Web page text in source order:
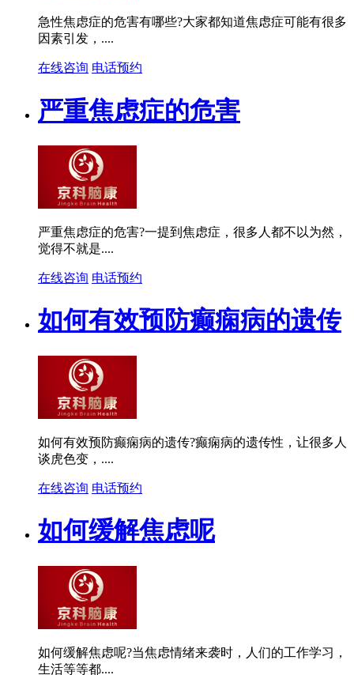
急性焦虑症的危害有哪些?大家都知道焦虑症可能有很多
因素引发，....
在线咨询 电话预约
严重焦虑症的危害
严重焦虑症的危害?一提到焦虑症，很多人都不以为然，
觉得不就是....
在线咨询 电话预约
如何有效预防癫痫病的遗传
如何有效预防癫痫病的遗传?癫痫病的遗传性，让很多人
谈虎色变，....
在线咨询 电话预约
如何缓解焦虑呢
如何缓解焦虑呢?当焦虑情绪来袭时，人们的工作学习，
生活等等都....